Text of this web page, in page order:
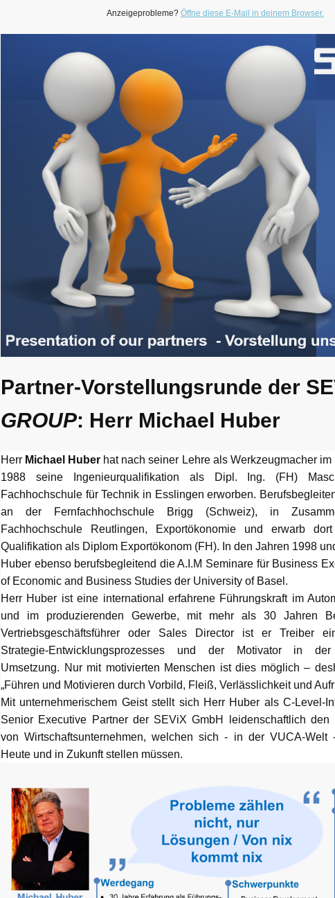
Anzeigeprobleme? Öffne diese E-Mail in deinem Browser.
Partner-Vorstellungsrunde der
GROUP: Herr Michael Huber
Herr Michael Huber hat nach seiner Lehre als Werkzeugmacher
1988 seine Ingenieurqualifikation als Dipl. Ing. (FH)
Fachhochschule für Technik in Esslingen erworben.
an der Fernfachhochschule Brigg (Schweiz), in
Fachhochschule Reutlingen, Exportökonomie und erwarb
Qualifikation als Diplom Exportökonom (FH). In den Jahren 1998
Huber ebenso berufsbegleitend die A.I.M Seminare für Business
of Economic and Business Studies der University of Basel.
Herr Huber ist eine international erfahrene Führungskraft im
und im produzierenden Gewerbe, mit mehr als 30 Jahren
Vertriebsgeschäftsführer oder Sales Director ist er Treiber
Strategie-Entwicklungsprozesses und der Motivator in der
Umsetzung. Nur mit motivierten Menschen ist dies möglich –
„Führen und Motivieren durch Vorbild, Fleiß, Verlässlichkeit und
Mit unternehmerischem Geist stellt sich Herr Huber als C-Level-
Senior Executive Partner der SEViX GmbH leidenschaftlich den
von Wirtschaftsunternehmen, welchen sich - in der VUCA-Welt
Heute und in Zukunft stellen müssen.